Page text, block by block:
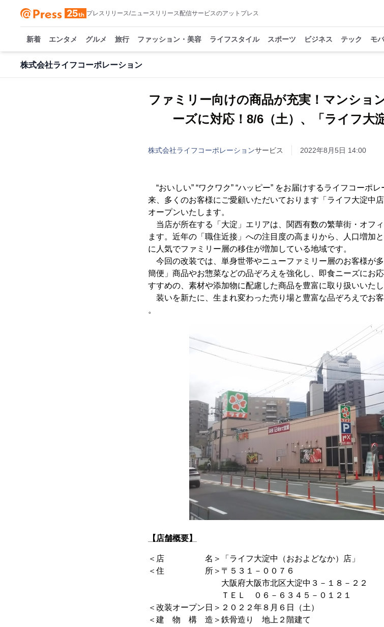
プレスリリース/ニュースリリース配信サービスのアットプレス
新着 エンタメ グルメ 旅行 ファッション・美容 ライフスタイル スポーツ ビジネス テック モ
株式会社ライフコーポレーション
ファミリー向けの商品が充実！マンショ
ーズに対応！8/6（土）、「ライフ大
株式会社ライフコーポレーションサービス 2022年8月5日 14:00
“おいしい” “ワクワク” “ハッピー” をお届けするライフコーポ
来、多くのお客様にご愛顧いただいております「ライフ大淀中
オープンいたします。
当店が所在する「大淀」エリアは、関西有数の繁華街・オフ
ます。近年の「職住近接」への注目度の高まりから、人口増加
に人気でファミリー層の移住が増加している地域です。
今回の改装では、単身世帯やニューファミリー層のお客様が
簡便」商品やお惣菜などの品ぞろえを強化し、即食ニーズにお
すすめの、素材や添加物に配慮した商品を豊富に取り扱いいたし
装いを新たに、生まれ変わった売り場と豊富な品ぞろえでお
。
【店舗概要】
＜店 名＞「ライフ大淀中（おおよどなか）店」
＜住 所＞〒５３１－００７６
大阪府大阪市北区大淀中３－１８－２２
ＴＥＬ ０６－６３４５－０１
＜改装オープン日＞２０２２年８月６日（土）
＜建 物 構 造＞鉄骨造り 地上２階建て